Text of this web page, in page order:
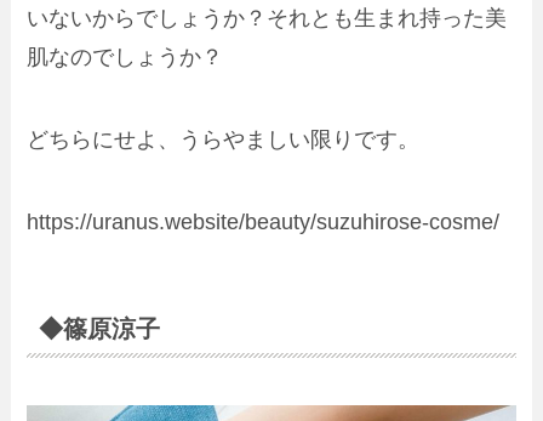
いないからでしょうか？それとも生まれ持った美
肌なのでしょうか？
どちらにせよ、うらやましい限りです。
https://uranus.website/beauty/suzuhirose-cosme/
◆篠原涼子